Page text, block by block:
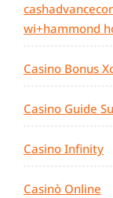
wi+hammond
Casino Bonus
Casino Guide
Casino Infinity
Casinò Online